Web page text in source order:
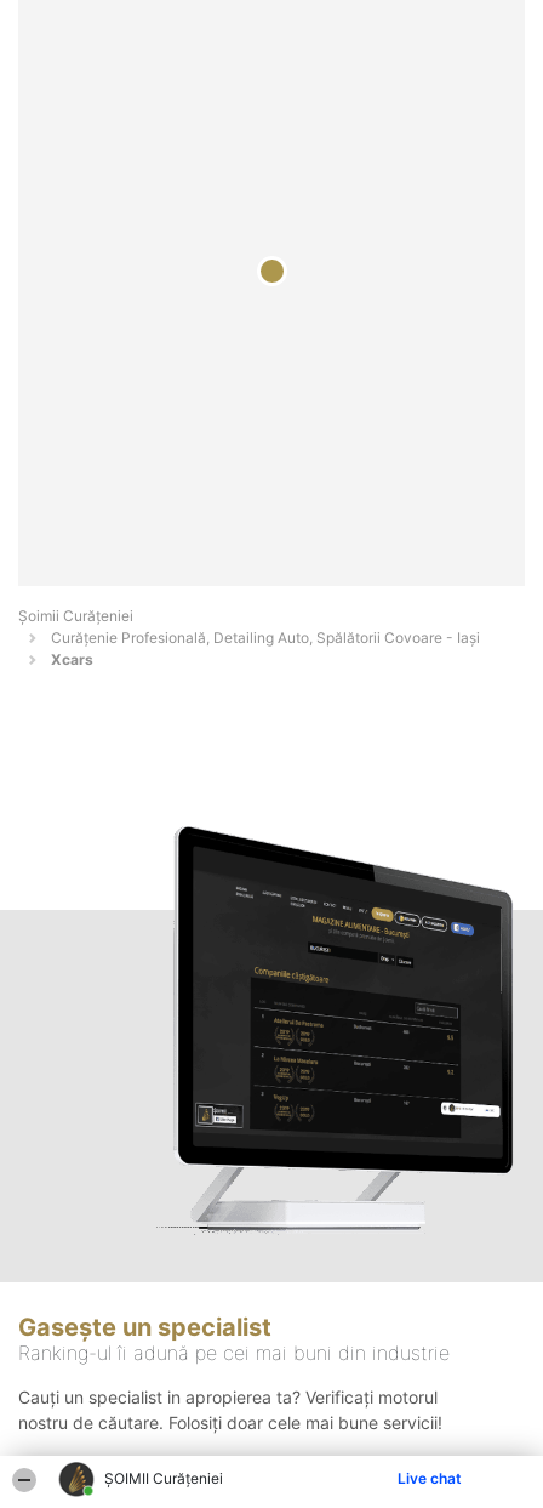
ȘOIMII Curățeniei Live chat
Șoimii Curățeniei
Curățenie Profesională, Detailing Auto, Spălătorii Covoare - Iaşi
Xcars
Gasește un specialist
Ranking-ul îi adună pe cei mai buni din industrie
Cauți un specialist in apropierea ta? Verificați motorul
nostru de căutare. Folosiți doar cele mai bune servicii!